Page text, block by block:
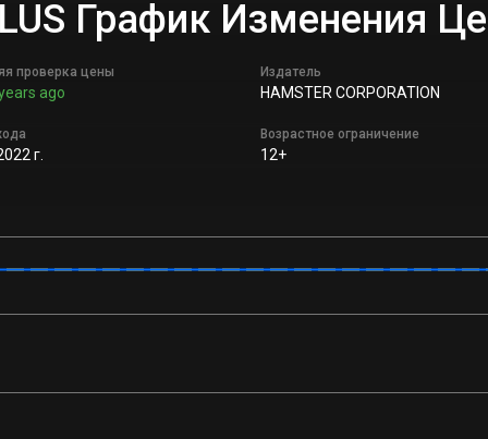
График Изменения
проверка цены
ago
г.
Издатель
HAMSTER CORPORATION
Возрастное ограничение
12+